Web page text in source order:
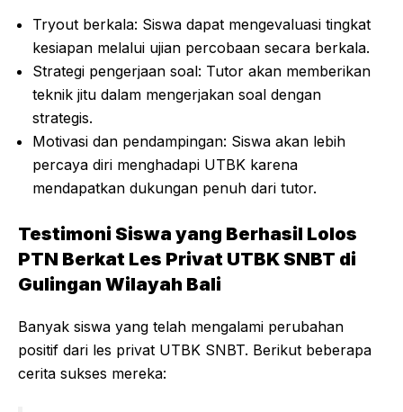
Tryout berkala: Siswa dapat mengevaluasi tingkat
kesiapan melalui ujian percobaan secara berkala.
Strategi pengerjaan soal: Tutor akan memberikan
teknik jitu dalam mengerjakan soal dengan
strategis.
Motivasi dan pendampingan: Siswa akan lebih
percaya diri menghadapi UTBK karena
mendapatkan dukungan penuh dari tutor.
Testimoni Siswa yang Berhasil Lolos
PTN Berkat Les Privat UTBK SNBT di
Gulingan Wilayah Bali
Banyak siswa yang telah mengalami perubahan
positif dari les privat UTBK SNBT. Berikut beberapa
cerita sukses mereka: